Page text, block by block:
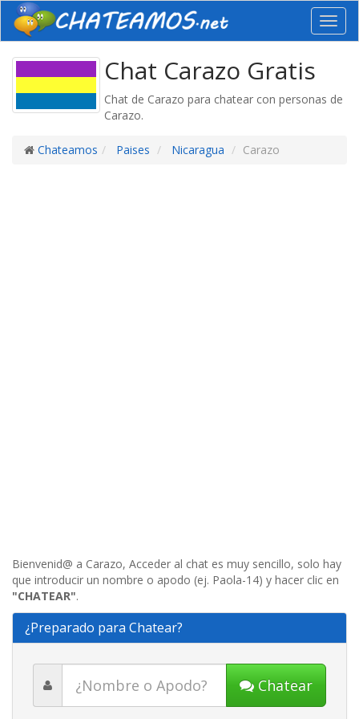
Chat Carazo Gratis
Chat de Carazo para chatear con personas de
Carazo.
Chateamos Paises Nicaragua Carazo
Bienvenid@ a Carazo, Acceder al chat es muy sencillo, solo hay
que introducir un nombre o apodo (ej. Paola-14) y hacer clic en
"CHATEAR".
¿Preparado para Chatear?
Chatear